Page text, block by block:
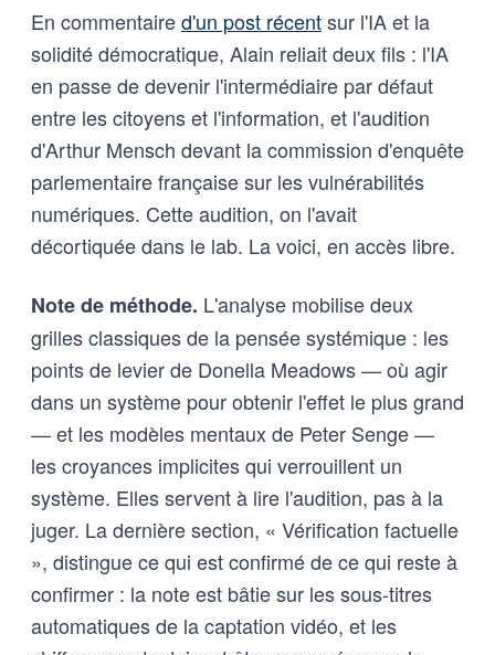
En commentaired'un post récentsur l'IA et la
solidité démocratique, Alain reliait deux fils : l'IA
en passe de devenir l'intermédiaire par défaut
entre les citoyens et l'information, et l'audition
d'Arthur Mensch devant la commission d'enquête
parlementaire française sur les vulnérabilités
numériques. Cette audition, on l'avait
décortiquée dans le lab. La voici, en accès libre.
Note de méthode. L'analyse mobilise deux
grilles classiques de la pensée systémique : les
points de levier de Donella Meadows — où agir
dans un système pour obtenir l'effet le plus grand
— et les modèles mentaux de Peter Senge —
les croyances implicites qui verrouillent un
système. Elles servent à lire l'audition, pas à la
juger. La dernière section, « Vérification factuelle
», distingue ce qui est confirmé de ce qui reste à
confirmer : la note est bâtie sur les sous-titres
automatiques de la captation vidéo, et les